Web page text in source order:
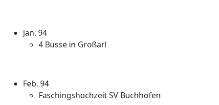
Jan. 94
4 Busse in Großarl
Feb. 94
Faschingshochzeit SV Buchhofen